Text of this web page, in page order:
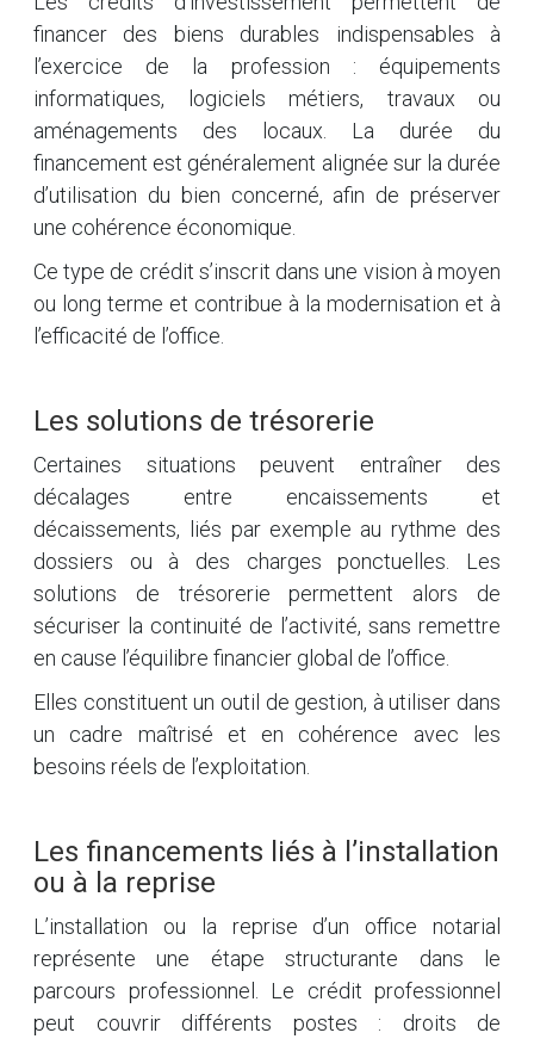
financer des biens durables indispensables à
l’exercice de la profession : équipements
informatiques, logiciels métiers, travaux ou
aménagements des locaux. La durée du
financement est généralement alignée sur la durée
d’utilisation du bien concerné, afin de préserver
une cohérence économique.
Ce type de crédit s’inscrit dans une vision à moyen
ou long terme et contribue à la modernisation et à
l’efficacité de l’office.
Les solutions de trésorerie
Certaines situations peuvent entraîner des
décalages entre encaissements et
décaissements, liés par exemple au rythme des
dossiers ou à des charges ponctuelles. Les
solutions de trésorerie permettent alors de
sécuriser la continuité de l’activité, sans remettre
en cause l’équilibre financier global de l’office.
Elles constituent un outil de gestion, à utiliser dans
un cadre maîtrisé et en cohérence avec les
besoins réels de l’exploitation.
Les financements liés à l’installation
ou à la reprise
L’installation ou la reprise d’un office notarial
représente une étape structurante dans le
parcours professionnel. Le crédit professionnel
peut couvrir différents postes : droits de